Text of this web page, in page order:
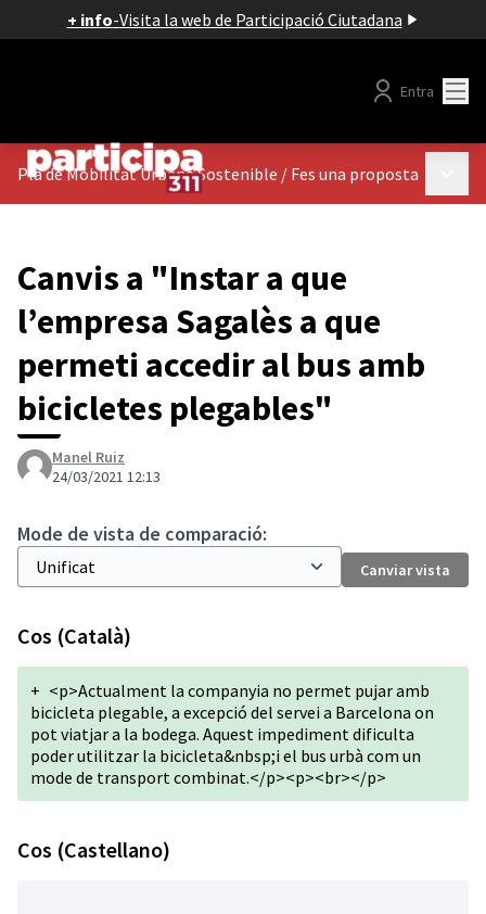
+ info-Visita la web de Participació Ciutadana
Entra
Pla de Mobilitat Urbana Sostenible / Fes una proposta
Canvis a "Instar a que
l’empresa Sagalès a que
permeti accedir al bus amb
bicicletes plegables"
Manel Ruiz
24/03/2021 12:13
Mode de vista de comparació:
Canviar vista
Cos (Català)
+ <p>Actualment la companyia no permet pujar amb
bicicleta plegable, a excepció del servei a Barcelona on
pot viatjar a la bodega. Aquest impediment dificulta
poder utilitzar la bicicleta&nbsp;i el bus urbà com un
mode de transport combinat.</p><p><br></p>
Cos (Castellano)